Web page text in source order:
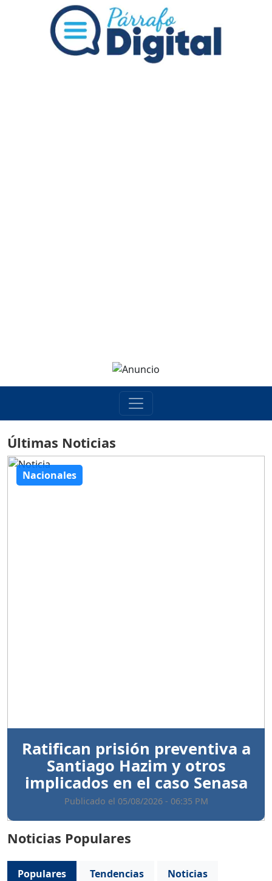
Últimas Noticias
Nacionales
Ratifican prisión preventiva a
Santiago Hazim y otros
implicados en el caso Senasa
Publicado el 05/08/2026 - 06:35 PM
Noticias Populares
Populares Tendencias
Noticias